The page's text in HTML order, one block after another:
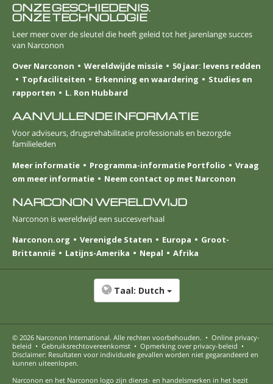
ONZE GESCHIEDENIS.
ONZE TECHNOLOGIE
Leer meer over de sleutel die heeft geleid tot het jarenlange succes
van Narconon
Over Narconon
Wereldwijde missie
50 jaar: levens redden
Topfaciliteiten
Erkenning en waardering
Studies en
rapporten
L. Ron Hubbard
AANVULLENDE INFORMATIE
Voor adviseurs, drugsrehabilitatie professionals en bezorgde
familieleden
Meer informatie
Programma-informatie Portfolio
Vraag
om meer informatie
Neem contact op met Narconon
NARCONON WERELDWIJD
Narconon is wereldwijd een succesverhaal
Narconon.org
Verenigde Staten Europa
Groot-
Brittannië
Latijns-Amerika Nepal Afrika
Taal: Dutch
© 2026 Narconon International. Alle rechten voorbehouden. • Online privacy-
beleid • Gebruiksrechtovereenkomst • Opmerking over privacy-beleid •
Disclaimer: Resultaten voor individuele gevallen worden niet gegarandeerd en
kunnen uiteenlopen.
Narconon en het Narconon logo zijn dienst- en handelsmerken in het bezit